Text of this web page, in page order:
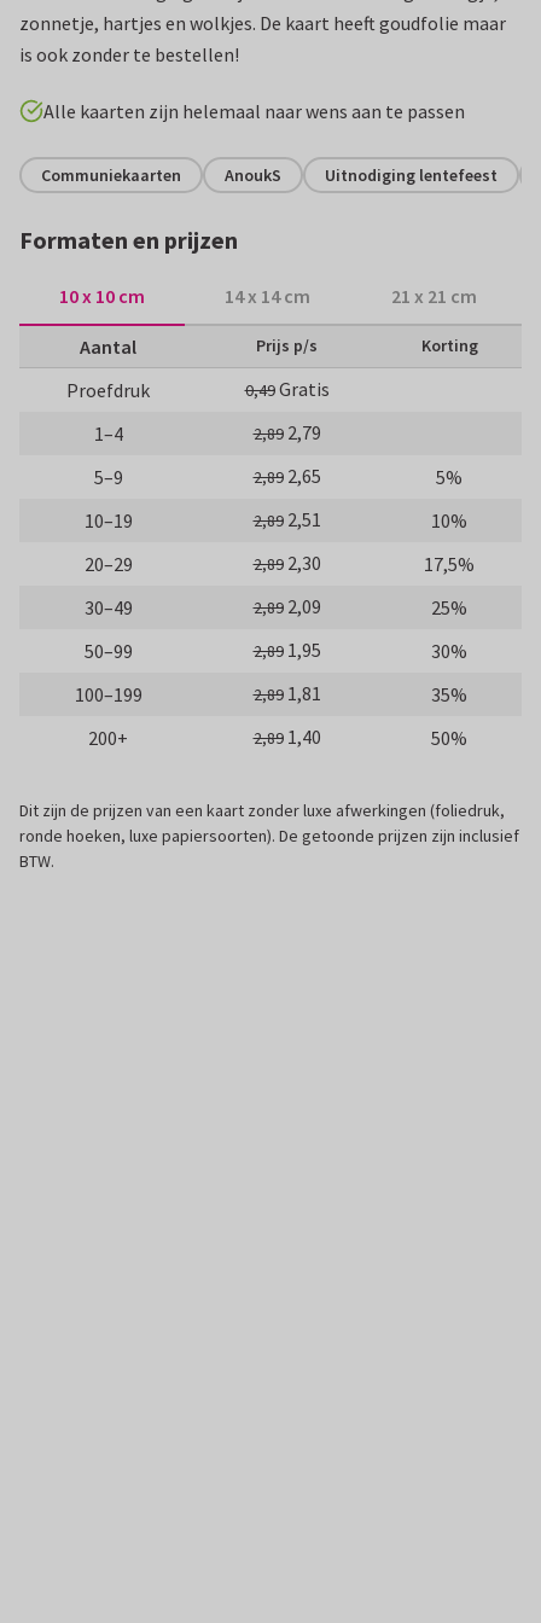
zonnetje, hartjes en wolkjes. De kaart heeft goudfolie maar
is ook zonder te bestellen!
Alle kaarten zijn helemaal naar wens aan te passen
Communiekaarten AnoukS Uitnodiging lentefeest
Formaten en prijzen
10 x 10 cm 14 x 14 cm 21 x 21 cm
Aantal Prijs p/s Korting
Proefdruk 0,49Gratis
1–4
2,89 2,79
5–9
2,89 2,65
5%
10–19
2,89 2,51
10%
20–29
2,89 2,30
17,5%
30–49
2,89 2,09
25%
50–99
2,89 1,95
30%
100–199
2,89 1,81
35%
200+
2,89 1,40 50%
Dit zijn de prijzen van een kaart zonder luxe afwerkingen (foliedruk,
ronde hoeken, luxe papiersoorten). De getoonde prijzen zijn inclusief
BTW.